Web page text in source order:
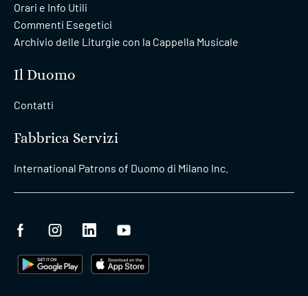
Orari e Info Utili
Commenti Esegetici
Archivio delle Liturgie con la Cappella Musicale
Il Duomo
Contatti
Fabbrica Servizi
International Patrons of Duomo di Milano Inc.